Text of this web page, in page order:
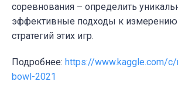
соревнования – определить
эффективные подходы к
стратегий этих игр.
Подробнее: https://www.kaggle.com/
bowl-2021